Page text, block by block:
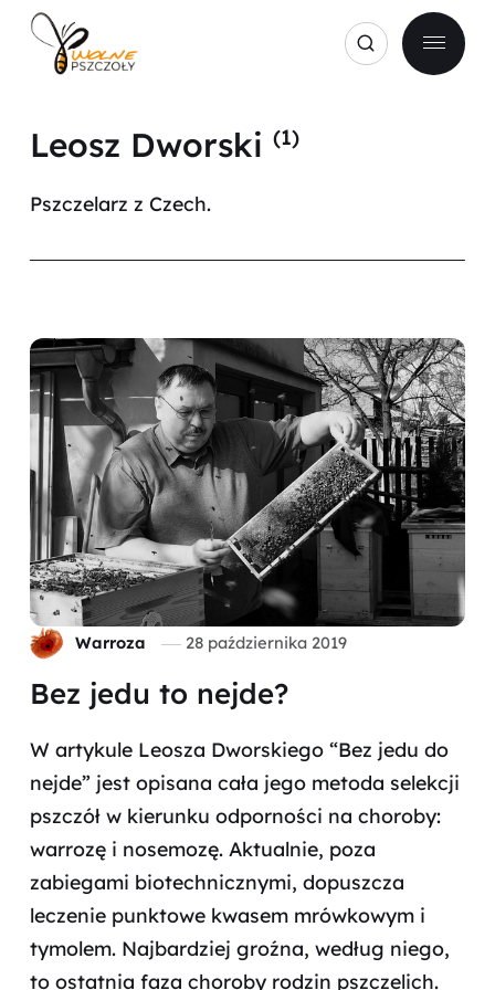
Leosz Dworski (1)
Pszczelarz z Czech.
Warroza 28 października 2019
Bez jedu to nejde?
W artykule Leosza Dworskiego “Bez jedu do
nejde” jest opisana cała jego metoda selekcji
pszczół w kierunku odporności na choroby:
warrozę i nosemozę. Aktualnie, poza
zabiegami biotechnicznymi, dopuszcza
leczenie punktowe kwasem mrówkowym i
tymolem. Najbardziej groźna, według niego,
to ostatnia faza choroby rodzin pszczelich.